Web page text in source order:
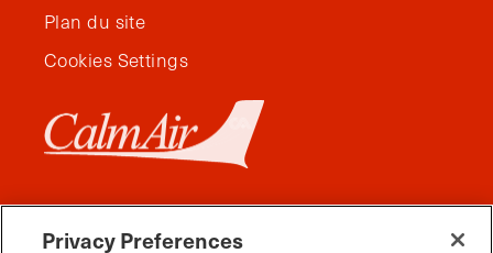
Plan du site
Cookies Settings
Privacy Preferences